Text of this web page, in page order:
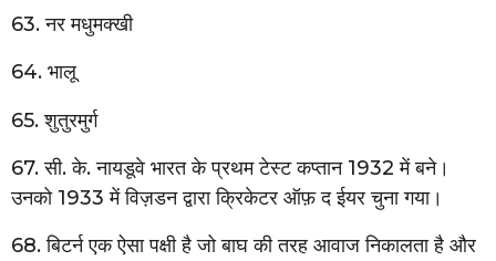
63. नर मधुमक्खी
64. भालू
65. शुतुरमुर्ग
67. सी. के. नायडूवे भारत के प्रथम टेस्ट कप्तान 1932 में बने।
उनको 1933 में विज़डन द्वारा क्रिकेटर ऑफ़ द ईयर चुना गया।
68. बिटर्न एक ऐसा पक्षी है जो बाघ की तरह आवाज निकालता है और